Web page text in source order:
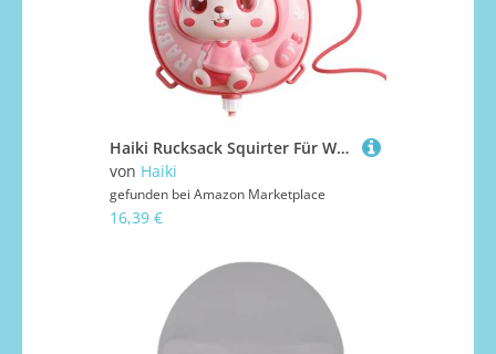
Haiki Rucksack Squirter Für Wasserspielen Ergonomisches Design Abs Kunststoffwasserpistole Kinder Aktivitäten Spielzeug Ergonomische Kinder Wassersprühgeräte
von Haiki
gefunden bei Amazon Marketplace
16,39 €